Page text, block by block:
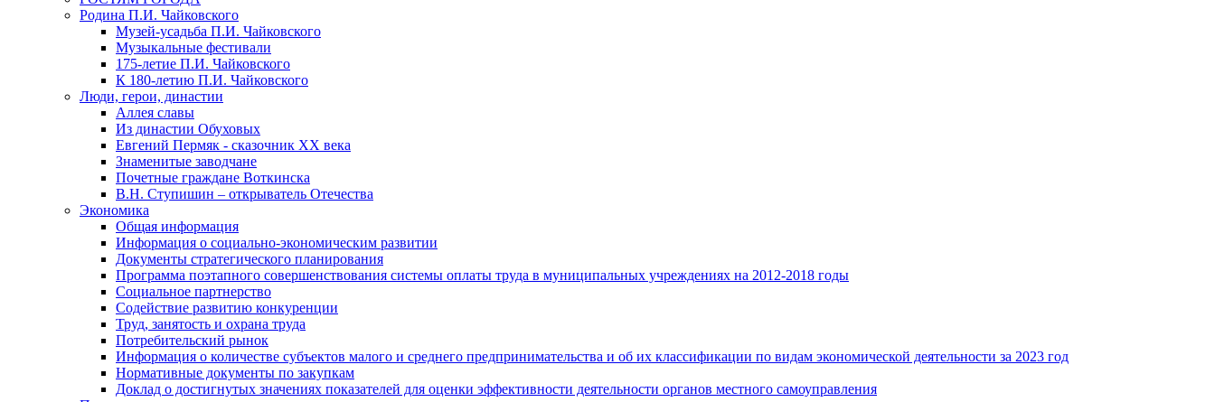
Родина П.И. Чайковского
Музей-усадьба П.И. Чайковского
Музыкальные фестивали
175-летие П.И. Чайковского
К 180-летию П.И. Чайковского
Люди, герои, династии
Аллея славы
Из династии Обуховых
Евгений Пермяк - сказочник XX века
Знаменитые заводчане
Почетные граждане Воткинска
В.Н. Ступишин – открыватель Отечества
Экономика
Общая информация
Информация о социально-экономическим развитии
Документы стратегического планирования
Программа поэтапного совершенствования системы оплаты труда в муниципальных учреждениях на 2012-2018 годы
Социальное партнерство
Содействие развитию конкуренции
Труд, занятость и охрана труда
Потребительский рынок
Информация о количестве субъектов малого и среднего предпринимательства и об их классификации по видам экономической деятельности за 2023 год
Нормативные документы по закупкам
Доклад о достигнутых значениях показателей для оценки эффективности деятельности органов местного самоуправления